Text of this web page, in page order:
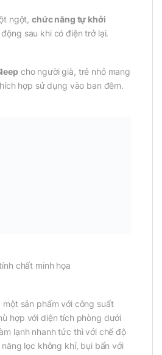
ngột, chức năng tự khởi
sau khi có điện trở lại.
cho người già, trẻ nhỏ mang
hợp sử dụng vào ban đêm.
chất minh họa
sản phẩm với công suất
hợp với diện tích phòng dưới
lạnh nhanh tức thì với chế độ
lọc không khí, bụi bẩn với